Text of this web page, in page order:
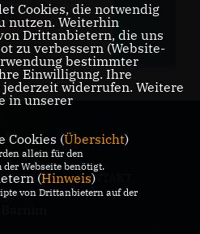
KONTAKT
Cookies, die notwendig
nutzen. Weiterhin
Drittanbietern, die uns
zu verbessern (Website-
bestimmter
Einwilligung. Ihre
widerrufen. Weitere
in unserer
Cookies (Übersicht)
allein für den
Webseite benötigt.
(Hinweis)
von Drittanbietern auf der